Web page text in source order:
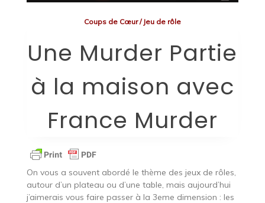
Coups de Cœur/ Jeu de rôle
Une Murder Partie
à la maison avec
France Murder
On vous a souvent abordé le thème des jeux de rôles,
autour d’un plateau ou d’une table, mais aujourd’hui
j’aimerais vous faire passer à la 3eme dimension : les